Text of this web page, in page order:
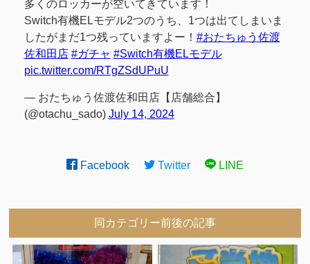
多くのロッカーが空いてきています！
Switch有機ELモデル2つのうち、1つは出てしまいま
したがまだ1つ残っていますよー！ #おたちゅう佐渡
佐和田店 #ガチャ #Switch有機ELモデル
pic.twitter.com/RTgZSdUPuU
— おたちゅう佐渡佐和田店【店舗総合】
(@otachu_sado) July 14, 2024
Facebook Twitter LINE
同カテゴリー前後の記事